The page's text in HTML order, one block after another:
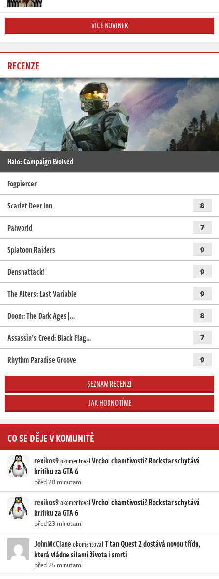
VÍCE NOVINEK
RECENZE
Halo: Campaign Evolved
Fogpiercer
Scarlet Deer Inn
8
Palworld 7
Splatoon Raiders 9
Denshattack! 9
The Alters: Last Variable 9
Doom: The Dark Ages |… 8
Assassin’s Creed: Black Flag… 7
Rhythm Paradise Groove 9
SEZNAM RECENZÍ
JAK HODNOTÍME
CO SE DĚJE V KOMUNITĚ
rexikos9okomentovalVrchol chamtivosti? Rockstar schytává
kritiku za GTA 6
před 20 minutami
rexikos9okomentovalVrchol chamtivosti? Rockstar schytává
kritiku za GTA 6
před 23 minutami
JohnMcClaneokomentovalTitan Quest 2 dostává novou třídu,
která vládne silami života i smrti
před 25 minutami